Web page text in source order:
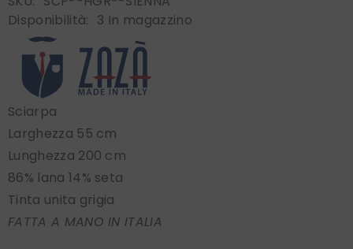
Disponibilità: 3 In magazzino
Sciarpa
Larghezza 55 cm
Lunghezza 200 cm
86% lana 14% seta
Tinta unita grigia
FATTA A MANO IN ITALIA